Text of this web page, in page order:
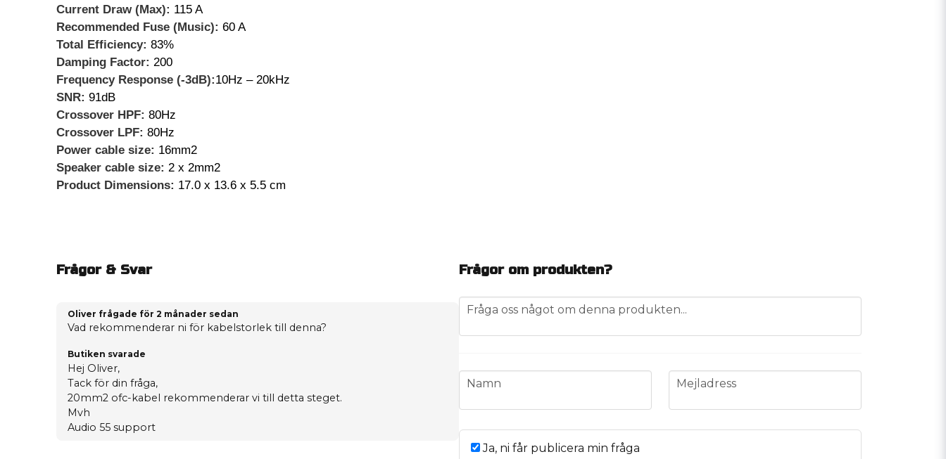
Current Draw (Max): 115 A
Recommended Fuse (Music): 60 A
Total Efficiency: 83%
Damping Factor: 200
Frequency Response (-3dB):10Hz – 20kHz
SNR: 91dB
Crossover HPF: 80Hz
Crossover LPF: 80Hz
Power cable size: 16mm2
Speaker cable size: 2 x 2mm2
Product Dimensions: 17.0 x 13.6 x 5.5 cm
Frågor & Svar
Oliver frågade för 2 månader sedan
Vad rekommenderar ni för kabelstorlek till denna?
Butiken svarade
Hej Oliver,
Tack för din fråga,
20mm2 ofc-kabel rekommenderar vi till detta steget.
Mvh
Audio 55 support
Frågor om produkten?
question
Fråga oss något om denna produkten...
name
Namn email
Mejladress
Ja, ni får publicera min fråga